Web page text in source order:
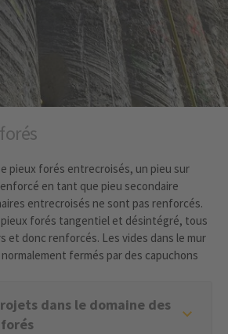
pieux forés entrecroisés, un pieu sur
en tant que pieu secondaire
entrecroisés ne sont pas renforcés.
pieux forés tangentiel et désintégré, tous
et donc renforcés. Les vides dans le mur
fermés par des capuchons
dans le domaine des